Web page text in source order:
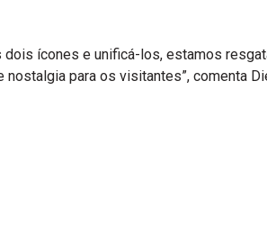
ícones e unificá-los, estamos
para os visitantes”, comenta